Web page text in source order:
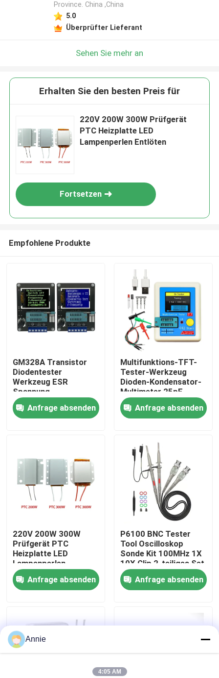
Zu Hause
Werksbesichtigung
Kontaktieren Sie uns
Neuigkeiten
Blog
Verstärker-Board-Modul
Province. China ,China
5.0
Überprüfter Lieferant
Sehen Sie mehr an
Erhalten Sie den besten Preis für
220V 200W 300W Prüfgerät
PTC Heizplatte LED
Lampenperlen Entlöten
Fortsetzen
Empfohlene Produkte
GM328A Transistor
Diodentester
Werkzeug ESR
Spannung
Frequenzmesser
Detektor
Anfrage absenden
Multifunktions-TFT-
Tester-Werkzeug
Dioden-Kondensator-
Multimeter 25pF-
100mF Bereich
Anfrage absenden
220V 200W 300W
Prüfgerät PTC
Heizplatte LED
Lampenperlen
Entlöten
Anfrage absenden
P6100 BNC Tester
Tool Oscilloskop
Sonde Kit 100MHz 1X
10X Clip 2-teiliges Set
Anfrage absenden
Annie
4:05 AM